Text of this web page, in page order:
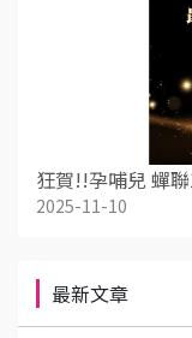
狂賀!!孕哺兒 蟬
2025-11-10
最新文章